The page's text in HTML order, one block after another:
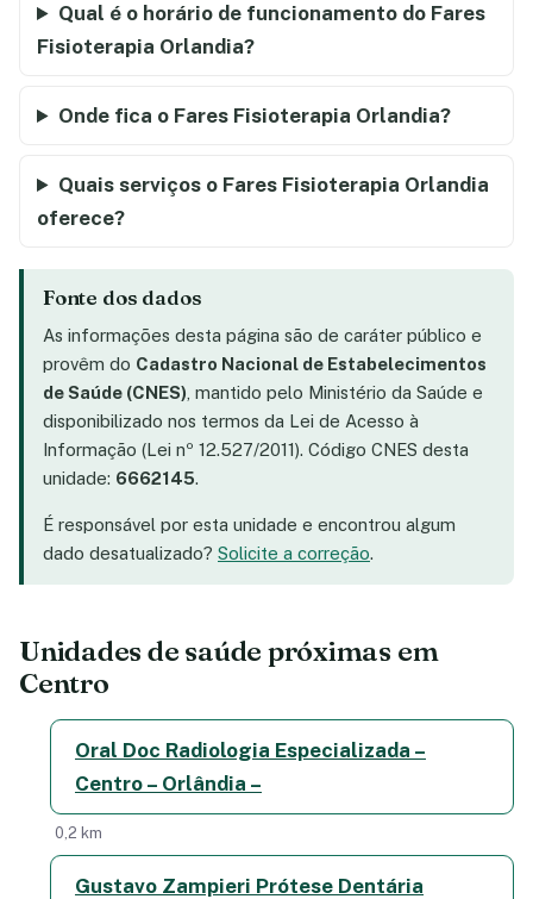
Qual é o horário de funcionamento do Fares
Fisioterapia Orlandia?
Onde fica o Fares Fisioterapia Orlandia?
Quais serviços o Fares Fisioterapia Orlandia
oferece?
Fonte dos dados
As informações desta página são de caráter público e
provêm do Cadastro Nacional de Estabelecimentos
de Saúde (CNES) , mantido pelo Ministério da Saúde e
disponibilizado nos termos da Lei de Acesso à
Informação (Lei nº 12.527/2011). Código CNES desta
unidade: 6662145.
É responsável por esta unidade e encontrou algum
dado desatualizado? Solicite a correção.
Unidades de saúde próximas em
Centro
Oral Doc Radiologia Especializada –
Centro – Orlândia –
0,2 km
Gustavo Zampieri Prótese Dentária